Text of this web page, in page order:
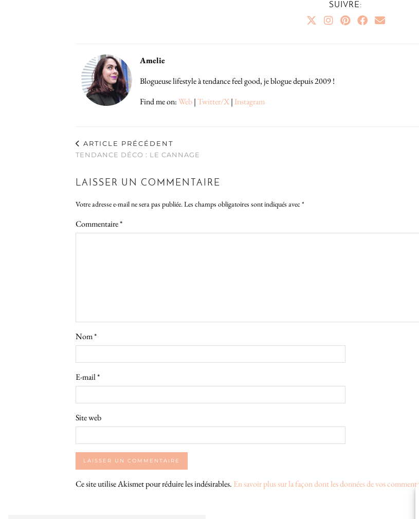
SUIVRE:
Amelie
Blogueuse lifestyle à tendance feel good, je blogue depuis 2009 !
Find me on:Web|Twitter/X| Instagram
ARTICLE PRÉCÉDENT
TENDANCE DÉCO : LE CANNAGE
LAISSER UN COMMENTAIRE
Votre adresse e-mail ne sera pas publiée.Les champs obligatoires sont indiqués avec *
Commentaire*
Nom*
E-mail*
Site web
Ce site utilise Akismet pour réduire les indésirables. En savoir plus sur la façon dont les données de vos